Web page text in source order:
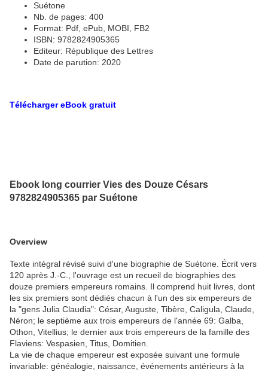
Suétone
Nb. de pages: 400
Format: Pdf, ePub, MOBI, FB2
ISBN: 9782824905365
Editeur: République des Lettres
Date de parution: 2020
Télécharger eBook gratuit
Ebook long courrier Vies des Douze Césars
9782824905365 par Suétone
Overview
Texte intégral révisé suivi d'une biographie de Suétone. Écrit vers
120 après J.-C., l'ouvrage est un recueil de biographies des
douze premiers empereurs romains. Il comprend huit livres, dont
les six premiers sont dédiés chacun à l'un des six empereurs de
la "gens Julia Claudia": César, Auguste, Tibère, Caligula, Claude,
Néron; le septième aux trois empereurs de l'année 69: Galba,
Othon, Vitellius; le dernier aux trois empereurs de la famille des
Flaviens: Vespasien, Titus, Domitien.
La vie de chaque empereur est exposée suivant une formule
invariable: généalogie, naissance, événements antérieurs à la